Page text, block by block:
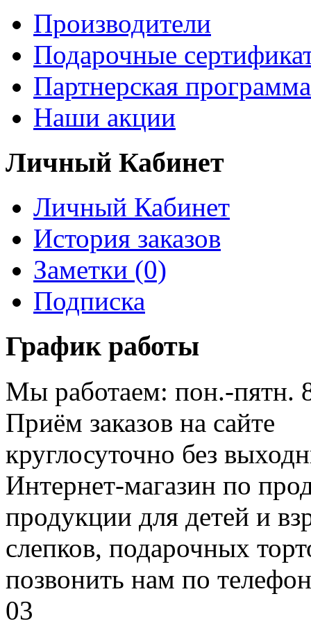
Производители
Подарочные
Партнерская программа
Наши акции
Личный Кабинет
Личный Кабинет
История заказов
Заметки (0)
Подписка
График работы
Мы работаем: пон.-пятн.
Приём заказов на сайте
круглосуточно без
Интернет-магазин по
продукции для детей и
слепков, подарочных
позвонить нам по
03